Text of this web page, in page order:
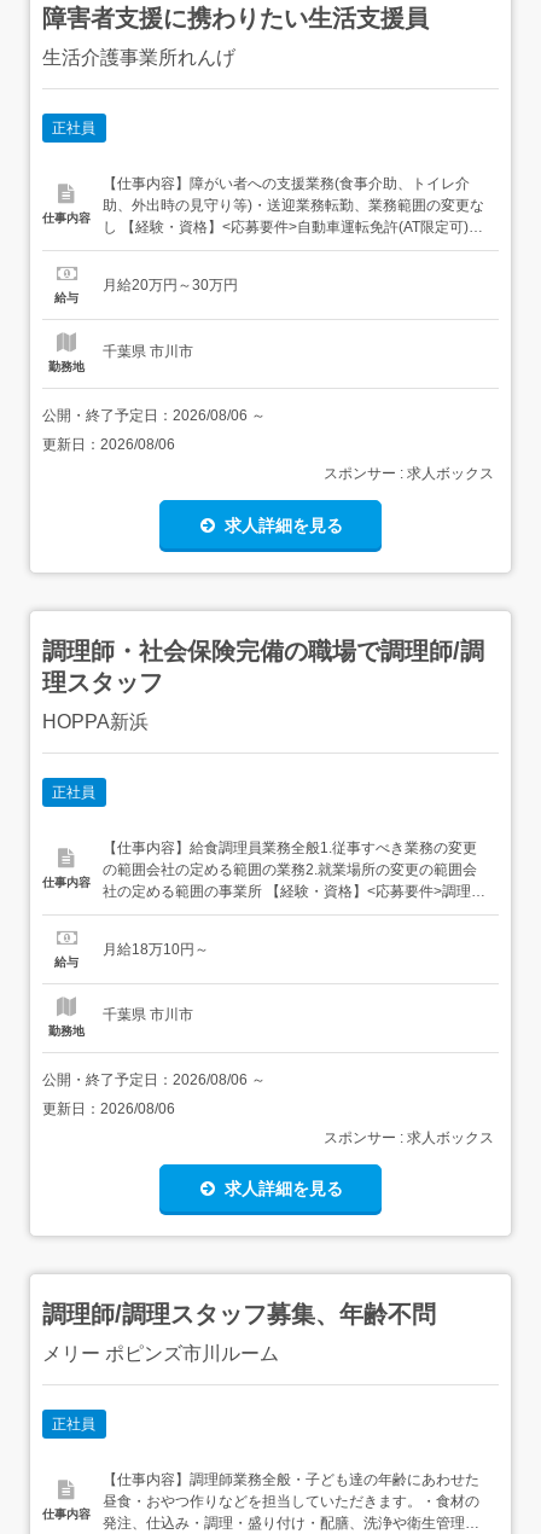
障害者支援に携わりたい生活支援員
生活介護事業所れんげ
正社員
仕事内容
【仕事内容】障がい者への支援業務(食事介助、トイレ介
助、外出時の見守り等)・送迎業務転勤、業務範囲の変更な
し 【経験・資格】<応募要件>自動車運転免許(AT限定可)を
お持ちの方未経験可ブランクOK年齢不問 【給与】月給
180,000円～270,000円・送迎手当 10,000円・処遇改善手
給与
月給20万円～30万円
勤務地
千葉県 市川市
公開・終了予定日： 2026/08/06 ～
更新日： 2026/08/06
スポンサー : 求人ボックス
求人詳細を見る
調理師・社会保険完備の職場で調理師/調
理スタッフ
HOPPA新浜
正社員
仕事内容
【仕事内容】給食調理員業務全般1.従事すべき業務の変更
の範囲会社の定める範囲の業務2.就業場所の変更の範囲会
社の定める範囲の事業所 【経験・資格】<応募要件>調理師
未経験・ブランク可短大、専門卒以上の方応募者の皆様へ:
法」の義務対象施設です。こどもたちと接する業務の適性
給与
月給18万10円～
勤務地
千葉県 市川市
公開・終了予定日： 2026/08/06 ～
更新日： 2026/08/06
スポンサー : 求人ボックス
求人詳細を見る
調理師/調理スタッフ募集、年齢不問
メリー ポピンズ市川ルーム
正社員
仕事内容
【仕事内容】調理師業務全般・子ども達の年齢にあわせた
昼食・おやつ作りなどを担当していただきます。・食材の
発注、仕込み・調理・盛り付け・配膳、洗浄や衛生管理・